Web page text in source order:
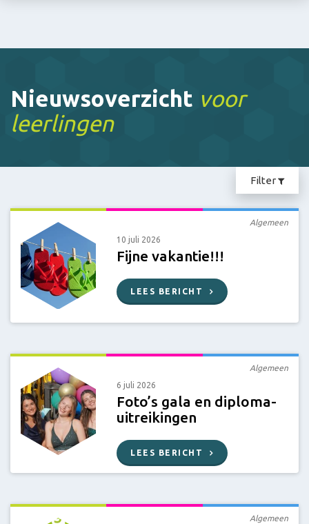
Nieuwsoverzicht voor
leerlingen
Filter
Algemeen
10 juli 2026
Fijne vakantie!!!
LEES BERICHT
Algemeen
6 juli 2026
Foto’s gala en diploma-
uitreikingen
LEES BERICHT
Algemeen